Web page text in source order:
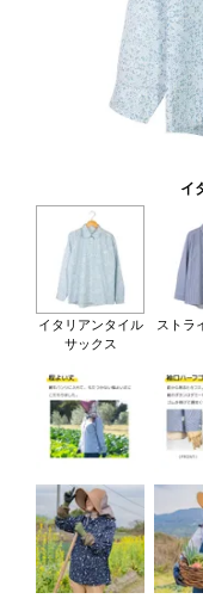
イ
イタリアンタイル
サックス
ストラ